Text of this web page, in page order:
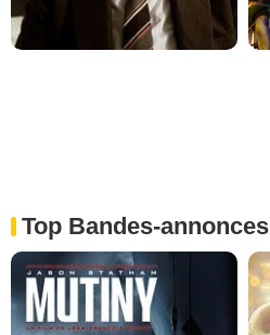
Top Bandes-annonces